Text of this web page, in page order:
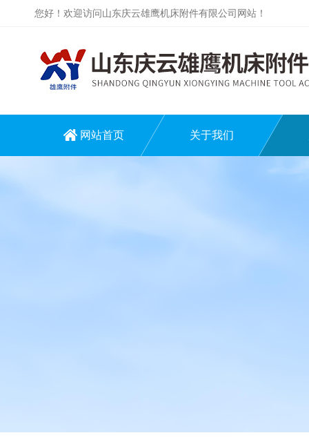
您好！欢迎访问山东庆云雄鹰机床附件有限公司网站！
网站首页 关于我们